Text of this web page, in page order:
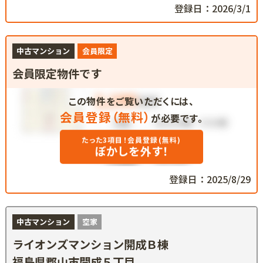
登録日：2026/3/1
中古マンション 会員限定
会員限定物件です
この物件をご覧いただくには、
会員登録（無料） が必要です。
たった3項目！会員登録(無料)
ぼかしを外す！
登録日：2025/8/29
中古マンション 空家
ライオンズマンション開成Ｂ棟